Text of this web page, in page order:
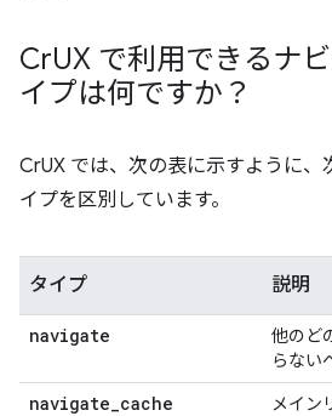
CrUX で利用できるナ
イプは何ですか？
CrUX では、次の表に示すように、
イプを区別しています。
タイプ 説明
navigate
他のど
らない
navigate_cache
メイン